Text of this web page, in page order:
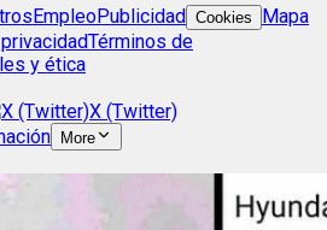
EmpleoPublicidad Cookies
Mapa
Términos de
y ética
X (Twitter)
More